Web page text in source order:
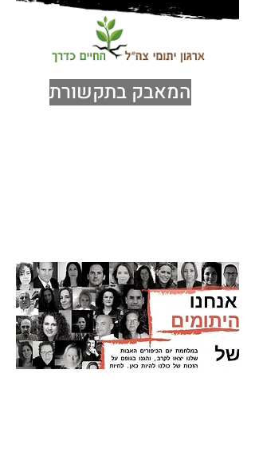
המאבק בתקשורת